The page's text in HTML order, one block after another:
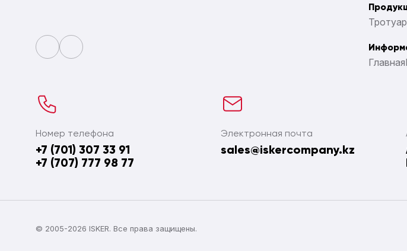
Главная
Номер телефона
+7 (701) 307 33 91
+7 (707) 777 98 77
Электронная почта
sales@iskercompany.kz
© 2005-2026 ISKER. Все права защищены.